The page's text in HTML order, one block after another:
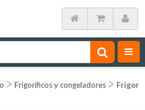
Frigoríficos y congeladores